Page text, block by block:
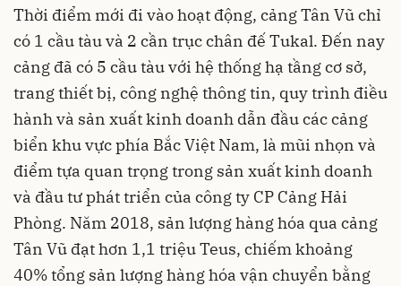
Thời điểm mới đi vào hoạt động, cảng Tân Vũ chỉ
có 1 cầu tàu và 2 cần trục chân đế Tukal. Đến nay
cảng đã có 5 cầu tàu với hệ thống hạ tầng cơ sở,
trang thiết bị, công nghệ thông tin, quy trình điều
hành và sản xuất kinh doanh dẫn đầu các cảng
biển khu vực phía Bắc Việt Nam, là mũi nhọn và
điểm tựa quan trọng trong sản xuất kinh doanh
và đầu tư phát triển của công ty CP Cảng Hải
Phòng. Năm 2018, sản lượng hàng hóa qua cảng
Tân Vũ đạt hơn 1,1 triệu Teus, chiếm khoảng
40% tổng sản lượng hàng hóa vận chuyển bằng